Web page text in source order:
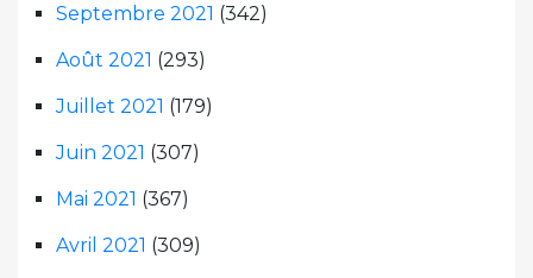
Septembre 2021 (342)
Août 2021 (293)
Juillet 2021 (179)
Juin 2021 (307)
Mai 2021 (367)
Avril 2021 (309)